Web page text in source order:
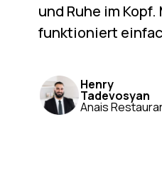
und Ruhe im Kopf.
funktioniert
Henry
Tadevosyan
Anais